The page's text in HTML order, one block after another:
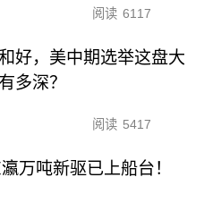
阅读 6117
好，美中期选举这盘大
多深？
阅读 5417
万吨新驱已上船台！